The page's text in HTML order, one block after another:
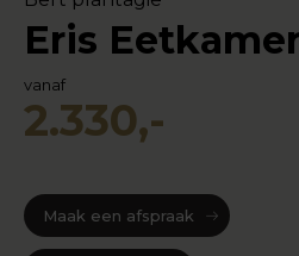
Eris
vanaf
2.330,-
Maak een afspraak